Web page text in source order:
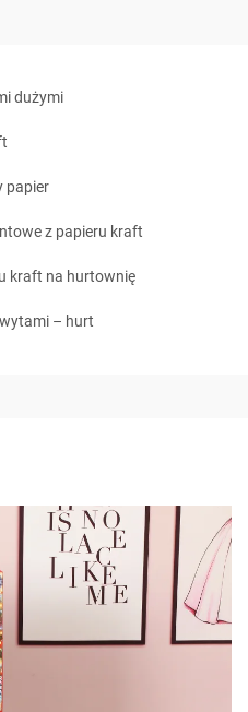
dużymi
papier
z papieru kraft
kraft na hurtownię
– hurt